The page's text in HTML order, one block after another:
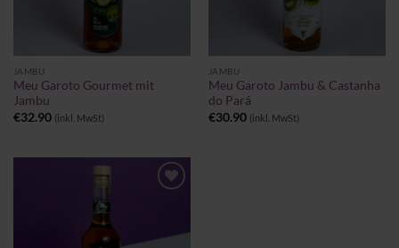
JAMBU
Meu Garoto Gourmet mit
Jambu
€32.90 (inkl. MwSt)
JAMBU
Meu Garoto Jambu & Castanha
do Pará
€30.90 (inkl. MwSt)